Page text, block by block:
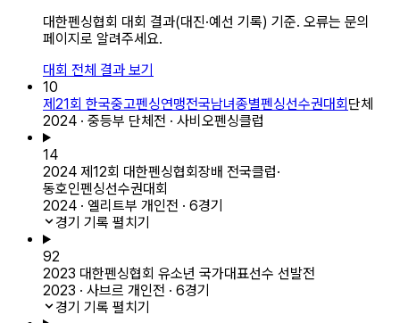
대한펜싱협회 대회 결과(대진·예선 기록) 기준. 오류는 문의
페이지로 알려주세요.
대회 전체 결과 보기
10
제21회 한국중고펜싱연맹전국남녀종별펜싱선수권대회단체
2024 · 중등부 단체전 · 사비오펜싱클럽
14
2024 제12회 대한펜싱협회장배 전국클럽·
동호인펜싱선수권대회
2024 · 엘리트부 개인전 · 6경기
경기 기록 펼치기
92
2023 대한펜싱협회 유소년 국가대표선수 선발전
2023 · 사브르 개인전 · 6경기
경기 기록 펼치기